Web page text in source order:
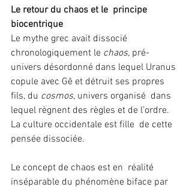
Le retour du chaos et le  principe
biocentrique
Le mythe grec avait dissocié
chronologiquement le chaos, pré-
univers désordonné dans lequel Uranus
copule avec Gê et détruit ses propres
fils, du cosmos, univers organisé  dans
lequel règnent des règles et de l’ordre.
La culture occidentale est fille  de cette
pensée dissociée.
Le concept de chaos est en  réalité
inséparable du phénomène biface par